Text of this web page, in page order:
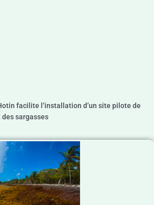
facilite l’installation d’un site pilote de
sargasses